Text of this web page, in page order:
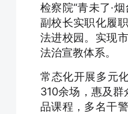
检察院“青未了·
副校长实职化履
法进校园。实现
法治宣教体系。
常态化开展多元
310余场，惠及
品课程，多名干